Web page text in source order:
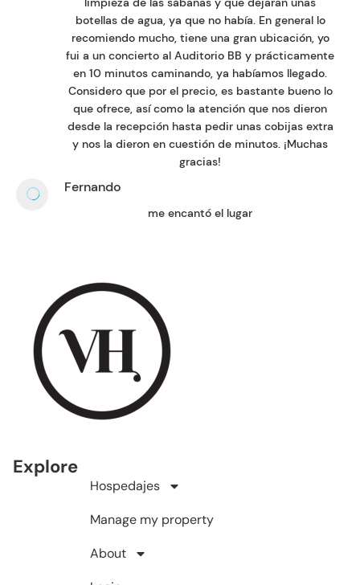
botellas de agua, ya que no había. En general lo
recomiendo mucho, tiene una gran ubicación, yo
fui a un concierto al Auditorio BB y prácticamente
en 10 minutos caminando, ya habíamos llegado.
Considero que por el precio, es bastante bueno lo
que ofrece, así como la atención que nos dieron
desde la recepción hasta pedir unas cobijas extra
y nos la dieron en cuestión de minutos. ¡Muchas
gracias!
Fernando
me encantó el lugar
Explore
Hospedajes
Manage my property
About